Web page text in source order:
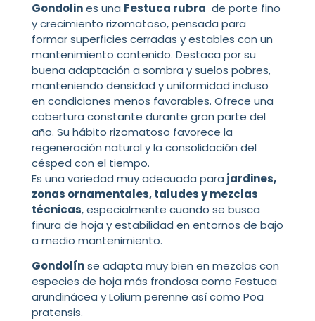
Gondolines una Festuca rubra de porte fino
y crecimiento rizomatoso, pensada para
formar superficies cerradas y estables con un
mantenimiento contenido. Destaca por su
buena adaptación a sombra y suelos pobres,
manteniendo densidad y uniformidad incluso
en condiciones menos favorables. Ofrece una
cobertura constante durante gran parte del
año. Su hábito rizomatoso favorece la
regeneración natural y la consolidación del
césped con el tiempo.
Es una variedad muy adecuada para jardines,
zonas ornamentales, taludes y mezclas
técnicas, especialmente cuando se busca
finura de hoja y estabilidad en entornos de bajo
a medio mantenimiento.
Gondolínse adapta muy bien en mezclas con
especies de hoja más frondosa como Festuca
arundinácea y Lolium perenne así como Poa
pratensis.